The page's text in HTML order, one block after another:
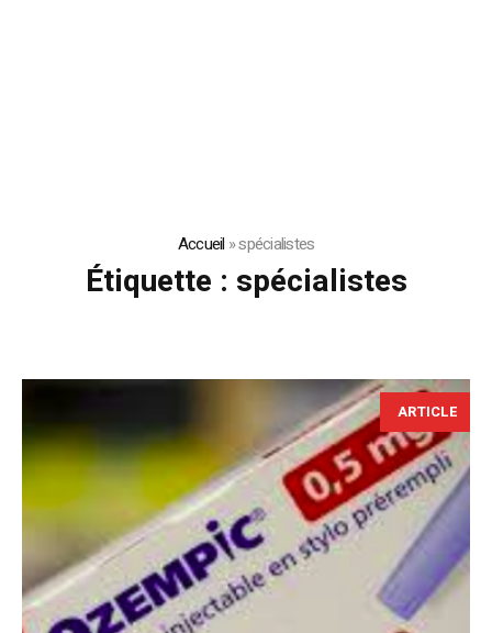
Accueil »spécialistes
Étiquette : spécialistes
ARTICLE